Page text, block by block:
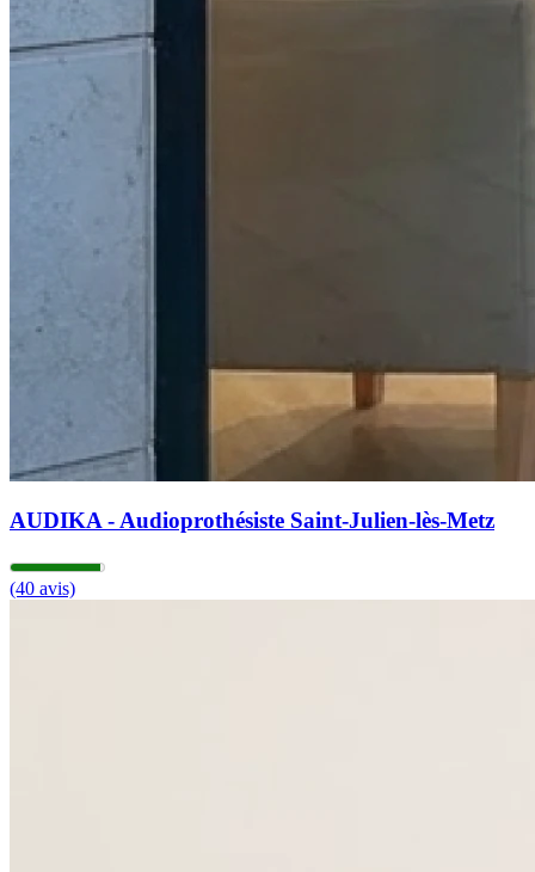
AUDIKA - Audioprothésiste Saint-Julien-lès-Metz
(40 avis)